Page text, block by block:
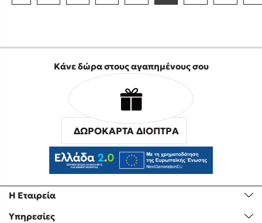
Η Εταιρεία
Υπηρεσίες
Κάνε δώρα στους αγαπημένους σου
ΔΩΡΟΚΑΡΤΑ ΔΙΟΠΤΡΑ